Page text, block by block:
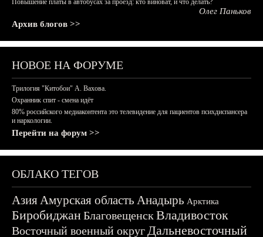
Повышение платы в автобусах за проезд: кто виноват, и что делать?
Олег Паньков
Архив блогов >>
НОВОЕ НА ФОРУМЕ
Трилогия "Китобои" А. Вахова.
Охранник спит - смена идёт
80% российского медиаконтента это телевидение для пациентов психдиспансера
и наркологии.
Перейти на форум >>
ОБЛАКО ТЕГОВ
АзияАмурская область Анадырь Арктика
БиробиджанБлаговещенскВладивосток
Восточный военный округДальневосточный